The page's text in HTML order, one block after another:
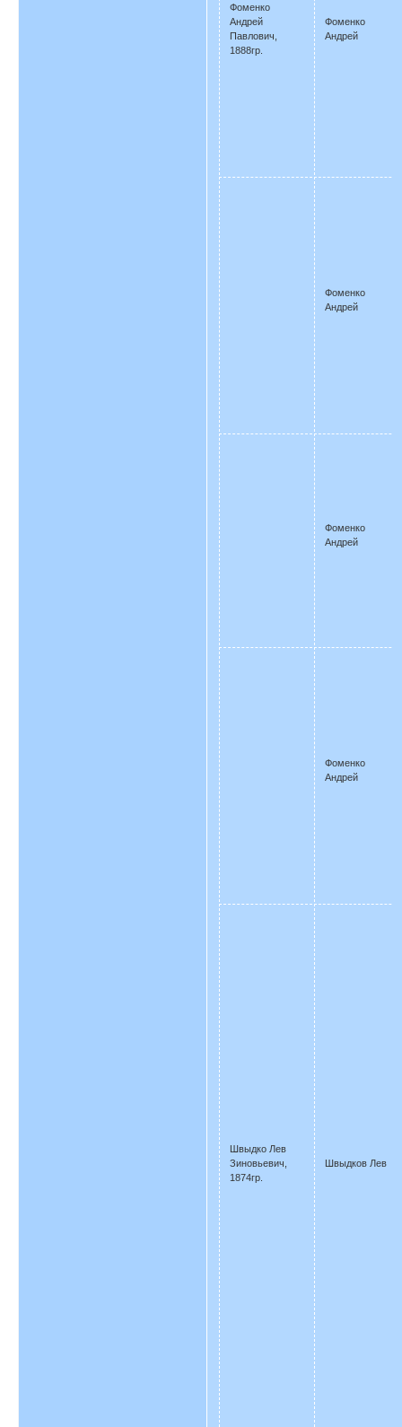
Фоменко
Андрей
Павлович,
1888гр.
Фоменко
Андрей
Фоменко
Андрей
Фоменко
Андрей
Фоменко
Андрей
Швыдко Лев
Зиновьевич,
1874гр.
Швыдков Лев